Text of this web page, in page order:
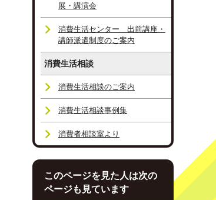
展・講演会
消費生活センター 出前講座・
講師派遣制度のご案内
消費生活相談
消費生活相談のご案内
消費生活相談事例集
消費者相談室より
このページを見た人は次の
ページも見ています